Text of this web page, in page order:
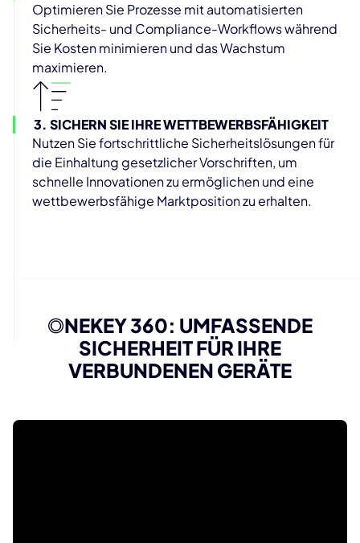
Optimieren Sie Prozesse mit automatisierten
Sicherheits- und Compliance-Workflows während
Sie Kosten minimieren und das Wachstum
maximieren.
3. SICHERN SIE IHRE WETTBEWERBSFÄHIGKEIT
Nutzen Sie fortschrittliche Sicherheitslösungen für
die Einhaltung gesetzlicher Vorschriften, um
schnelle Innovationen zu ermöglichen und eine
wettbewerbsfähige Marktposition zu erhalten.
ONEKEY 360: UMFASSENDE
SICHERHEIT FÜR IHRE
VERBUNDENEN GERÄTE